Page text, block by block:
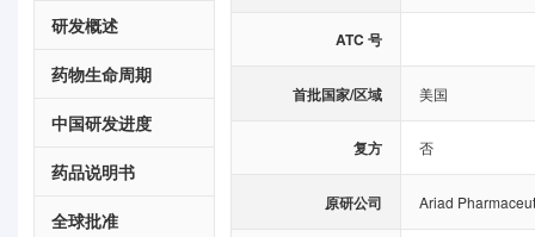
研发概述
药物生命周期
中国研发进度
药品说明书
全球批准
ATC 号
首批国家/区域 美国
复方 否
原研公司 Ariad